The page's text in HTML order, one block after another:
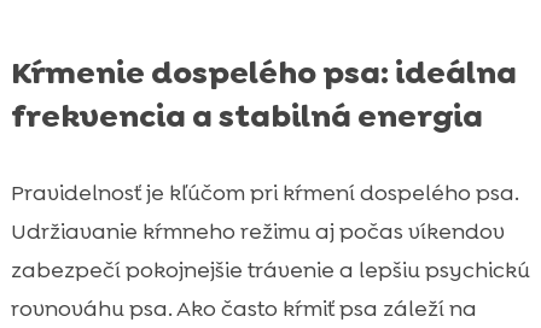
Kŕmenie dospelého psa: ideálna
frekvencia a stabilná energia
Pravidelnosť je kľúčom pri kŕmení dospelého psa.
Udržiavanie kŕmneho režimu aj počas víkendov
zabezpečí pokojnejšie trávenie a lepšiu psychickú
rovnováhu psa. Ako často kŕmiť psa záleží na